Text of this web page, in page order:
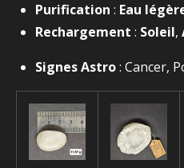
Purification : Eau
Rechargement : Soleil,
Signes Astro: Cancer,